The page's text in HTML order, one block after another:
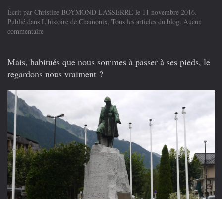
Écrit par Christine BOYMOND LASSERRE le 11 novembre 2016.
Publié dans L'histoire de Chamonix, Tous les articles du blog. Aucun
commentairesur
aux
de
Mais, habitués que nous sommes à passer à ses pieds, le
regardons nous vraiment ?